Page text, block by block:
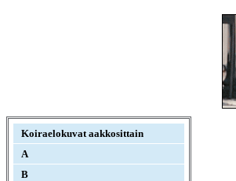
Koiraelokuvat aakkosittain
A
B